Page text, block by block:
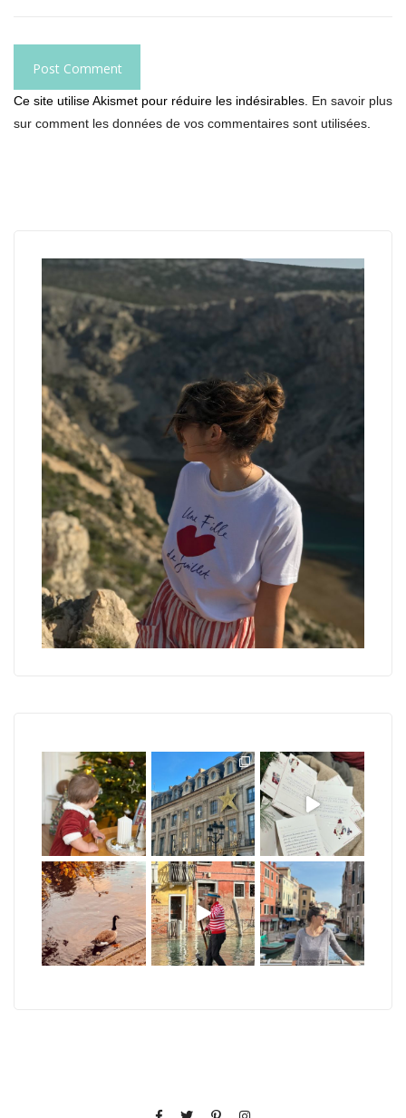
Ce site utilise Akismet pour réduire les indésirables. En savoir plus
sur comment les données de vos commentaires sont utilisées.